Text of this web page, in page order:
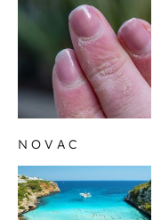
NOVAC